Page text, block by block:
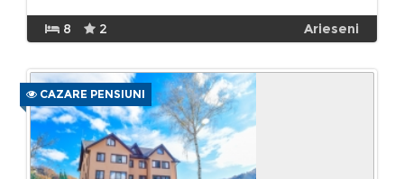
8 2 Arieseni
CAZARE PENSIUNI